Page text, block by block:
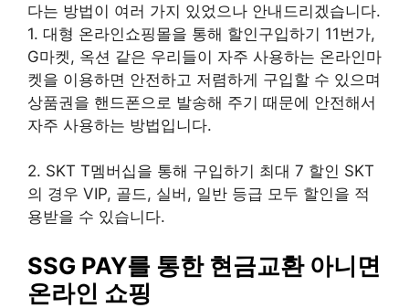
다는 방법이 여러 가지 있었으나 안내드리겠습니다.
1. 대형 온라인쇼핑몰을 통해 할인구입하기 11번가,
G마켓, 옥션 같은 우리들이 자주 사용하는 온라인마
켓을 이용하면 안전하고 저렴하게 구입할 수 있으며
상품권을 핸드폰으로 발송해 주기 때문에 안전해서
자주 사용하는 방법입니다.
2. SKT T멤버십을 통해 구입하기 최대 7 할인 SKT
의 경우 VIP, 골드, 실버, 일반 등급 모두 할인을 적
용받을 수 있습니다.
SSG PAY를 통한 현금교환 아니면
온라인 쇼핑